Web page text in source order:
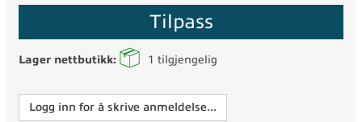
Logg inn for å skrive anmeldelse...
Tilpass
Lager nettbutikk: 1 tilgjengelig